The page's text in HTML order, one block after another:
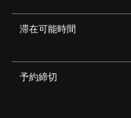
滞在可能時間
予約締切